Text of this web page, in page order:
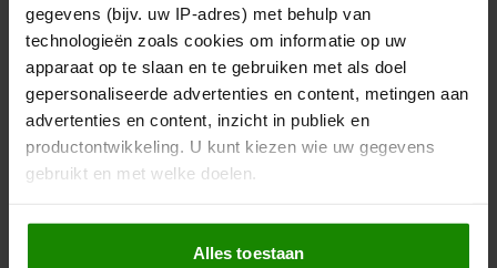
gegevens (bijv. uw IP-adres) met behulp van
technologieën zoals cookies om informatie op uw
apparaat op te slaan en te gebruiken met als doel
gepersonaliseerde advertenties en content, metingen aan
advertenties en content, inzicht in publiek en
productontwikkeling. U kunt kiezen wie uw gegevens
gebruikt en met welke doelen.
Als u het toestaat, willen we ook graag:
Informatie verzamelen over uw geografische
Alles toestaan